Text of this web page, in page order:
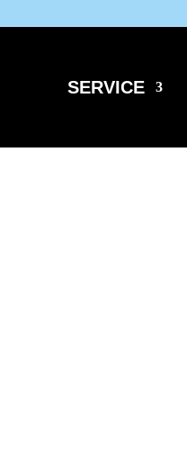
SERVICE